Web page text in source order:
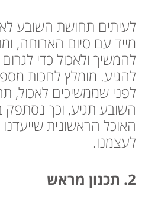
לעיתים תחושת השובע
מייד עם סיום הארוחה,
להמשיך ולאכול כדי
להגיע. מומלץ לחכות
לפני שממשיכים לאכול,
השובע תגיע, וכך נסתפק
האוכל הראשונית שייעדנו
לעצמנו.
2. תכנון מראש